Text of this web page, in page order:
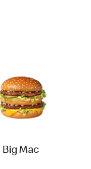
Big Mac